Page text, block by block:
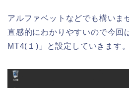
アルファベットなどでも構いま
直感的にわかりやすいので今回
MT4(１)」と設定していきます。